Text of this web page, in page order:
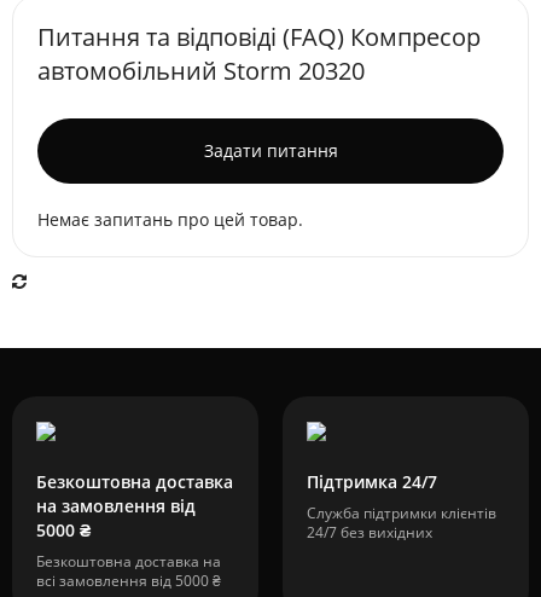
Питання та відповіді (FAQ) Компресор
автомобільний Storm 20320
Задати питання
Немає запитань про цей товар.
Безкоштовна доставка
на замовлення від
5000 ₴
Безкоштовна доставка на
всі замовлення від 5000 ₴
Підтримка 24/7
Служба підтримки клієнтів
24/7 без вихідних